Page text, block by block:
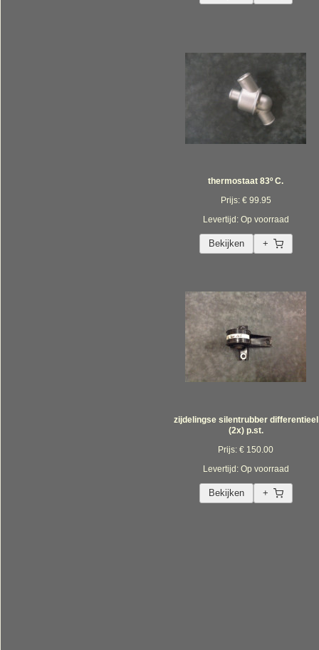
thermostaat 83º C.
Prijs: € 99.95
Levertijd: Op voorraad
Bekijken +
zijdelingse silentrubber differentieel
(2x) p.st.
Prijs: € 150.00
Levertijd: Op voorraad
Bekijken +